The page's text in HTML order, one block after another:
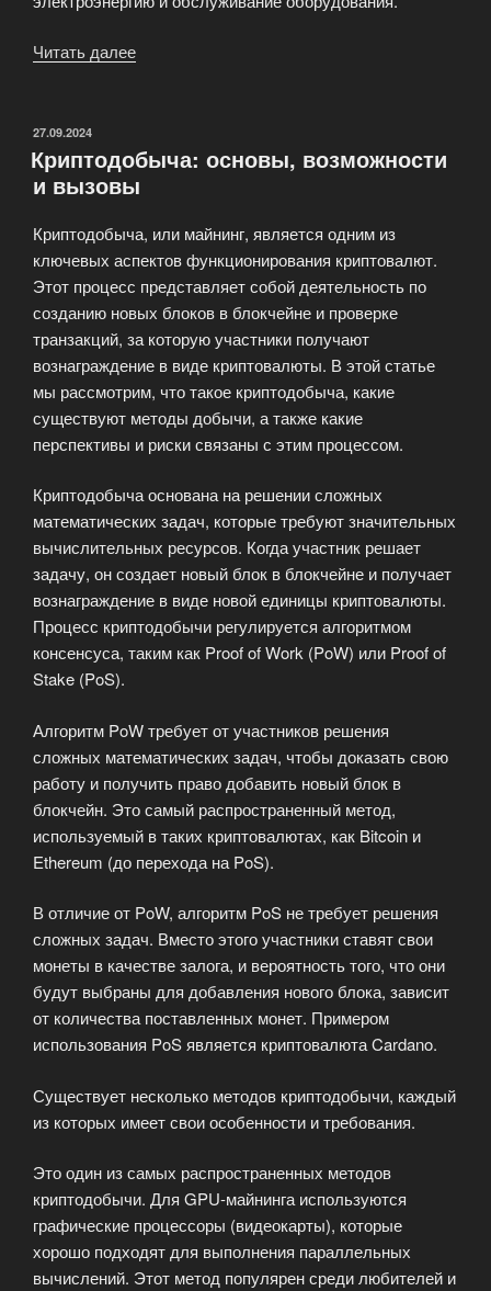
Читать далее
MasHash»
ОПУБЛИКОВАНО
27.09.2024
Криптодобыча: основы, возможности
и вызовы
Криптодобыча, или майнинг, является одним из
ключевых аспектов функционирования криптовалют.
Этот процесс представляет собой деятельность по
созданию новых блоков в блокчейне и проверке
транзакций, за которую участники получают
вознаграждение в виде криптовалюты. В этой статье
мы рассмотрим, что такое криптодобыча, какие
существуют методы добычи, а также какие
перспективы и риски связаны с этим процессом.
Криптодобыча основана на решении сложных
математических задач, которые требуют значительных
вычислительных ресурсов. Когда участник решает
задачу, он создает новый блок в блокчейне и получает
вознаграждение в виде новой единицы криптовалюты.
Процесс криптодобычи регулируется алгоритмом
консенсуса, таким как Proof of Work (PoW) или Proof of
Stake (PoS).
Алгоритм PoW требует от участников решения
сложных математических задач, чтобы доказать свою
работу и получить право добавить новый блок в
блокчейн. Это самый распространенный метод,
используемый в таких криптовалютах, как Bitcoin и
Ethereum (до перехода на PoS).
В отличие от PoW, алгоритм PoS не требует решения
сложных задач. Вместо этого участники ставят свои
монеты в качестве залога, и вероятность того, что они
будут выбраны для добавления нового блока, зависит
от количества поставленных монет. Примером
использования PoS является криптовалюта Cardano.
Существует несколько методов криптодобычи, каждый
из которых имеет свои особенности и требования.
Это один из самых распространенных методов
криптодобычи. Для GPU-майнинга используются
графические процессоры (видеокарты), которые
хорошо подходят для выполнения параллельных
вычислений. Этот метод популярен среди любителей и